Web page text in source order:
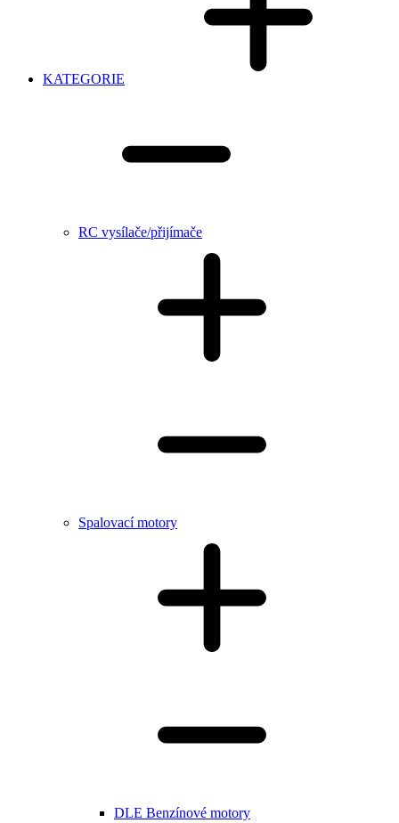
KATEGORIE
RC vysílače/přijímače
Spalovací motory
DLE Benzínové motory